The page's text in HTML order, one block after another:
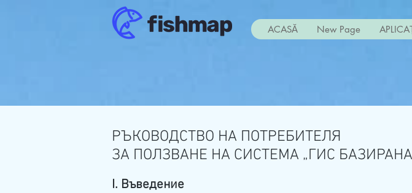
ACASĂ New Page
РЪКОВОДСТВО НА ПОТРЕБИТЕЛЯ
ЗА ПОЛЗВАНЕ НА СИСТЕМА „ГИС
I. Въведение